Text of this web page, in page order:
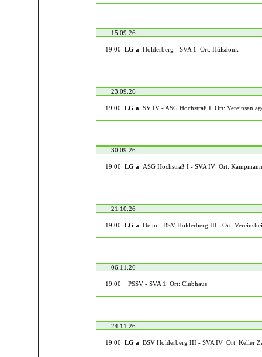
15.09.26
19:00 LG a Holderberg - SVA 1 Ort: Hülsdonk
23.09.26
19:00 LG a SV IV - ASG Hochstraß I Ort:
30.09.26
19:00 LG a ASG Hochstraß I - SVA IV Ort: Kampmann
21.10.26
19:00 LG a Heim - BSV Holderberg III Ort:
06.11.26
19:00 PSSV - SVA 1 Ort: Clubhaus
24.11.26
19:00 LG a BSV Holderberg III - SVA IV Ort: Keller